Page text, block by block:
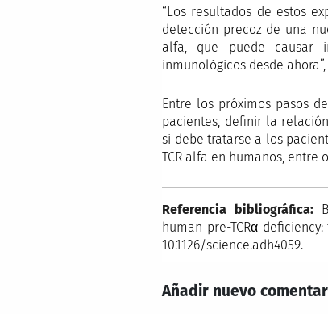
“Los resultados de estos
detección precoz de una
alfa, que puede causar
inmunológicos desde
Entre los próximos pasos
pacientes, definir la
si debe tratarse a los
TCR alfa en humanos, entre
Referencia bibliográfica:
human pre-TCRα
10.1126/science.adh4059.
Añadir nuevo